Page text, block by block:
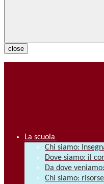
close
La scuola
Chi siamo:
Dove siamo: il
Da dove
Chi siamo: